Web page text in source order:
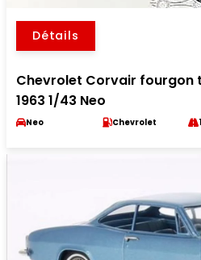
Détails
Chevrolet Corvair fourgon
1963 1/43 Neo
Neo Chevrolet